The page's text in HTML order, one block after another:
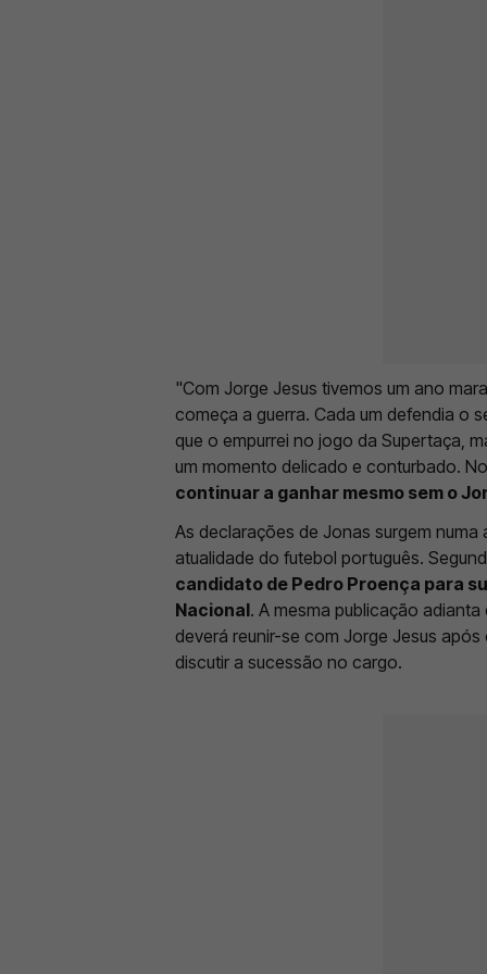
"Com Jorge Jesus tivemos um ano
começa a guerra. Cada um defendia o
que o empurrei no jogo da Supertaça,
um momento delicado e conturbado. No
continuar a ganhar mesmo sem o
As declarações de Jonas surgem
atualidade do futebol português.
candidato de Pedro Proença para
Nacional. A mesma publicação
deverá reunir-se com Jorge Jesus
discutir a sucessão no cargo.